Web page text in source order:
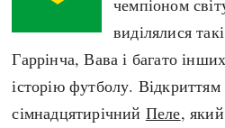
чемпіоном
виділялися
Гаррінча, Вава і багато
історію футболу. Відкриттям
сімнадцятирічний Пеле,